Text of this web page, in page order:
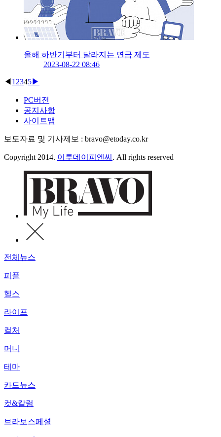
올해 하반기부터 달라지는 연금 제도
2023-08-22 08:46
◀ 1 2345▶
PC버전
공지사항
사이트맵
보도자료 및 기사제보 : bravo@etoday.co.kr
Copyright 2014. 이투데이피엔씨 . All rights reserved
전체뉴스
피플
헬스
라이프
컬처
머니
테마
카드뉴스
컷&칼럼
브라보스페셜